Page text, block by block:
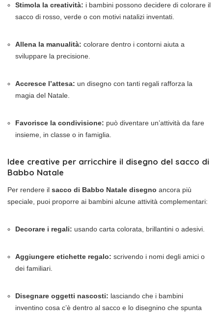
Stimola la creatività: i bambini possono decidere di colorare il
sacco di rosso, verde o con motivi natalizi inventati.
Allena la manualità: colorare dentro i contorni aiuta a
sviluppare la precisione.
Accresce l’attesa: un disegno con tanti regali rafforza la
magia del Natale.
Favorisce la condivisione: può diventare un’attività da fare
insieme, in classe o in famiglia.
Idee creative per arricchire il disegno del sacco di
Babbo Natale
Per rendere il sacco di Babbo Natale disegno ancora più
speciale, puoi proporre ai bambini alcune attività complementari:
Decorare i regali: usando carta colorata, brillantini o adesivi.
Aggiungere etichette regalo: scrivendo i nomi degli amici o
dei familiari.
Disegnare oggetti nascosti: lasciando che i bambini
inventino cosa c’è dentro al sacco e lo disegnino che spunta